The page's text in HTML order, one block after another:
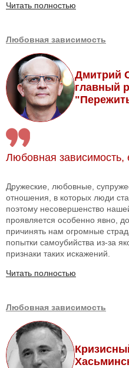
Читать полностью
Любовная зависимость
Дмитрий
главный
Любовная зависимость,
Дружеские, любовные,
отношения, в которых люди
поэтому несовершенство
проявляется особенно явно,
причинять нам огромные
попытки самоубийства из-за
признаки таких искажений.
Читать полностью
Любовная зависимость